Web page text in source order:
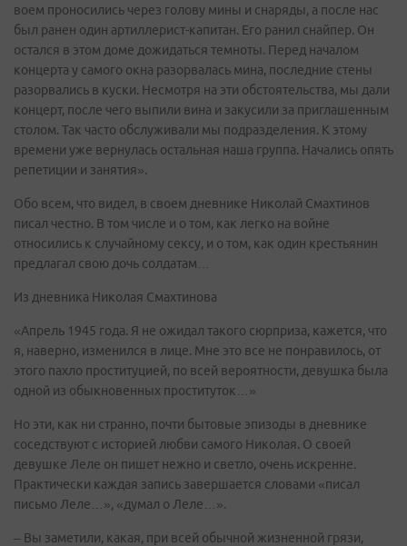
воем проносились через голову мины и снаряды, а после нас
был ранен один артиллерист-капитан. Его ранил снайпер. Он
остался в этом доме дожидаться темноты. Перед началом
концерта у самого окна разорвалась мина, последние стены
разорвались в куски. Несмотря на эти обстоятельства, мы дали
концерт, после чего выпили вина и закусили за приглашенным
столом. Так часто обслуживали мы подразделения. К этому
времени уже вернулась остальная наша группа. Начались опять
репетиции и занятия».
Обо всем, что видел, в своем дневнике Николай Смахтинов
писал честно. В том числе и о том, как легко на войне
относились к случайному сексу, и о том, как один крестьянин
предлагал свою дочь солдатам…
Из дневника Николая Смахтинова
«Апрель 1945 года. Я не ожидал такого сюрприза, кажется, что
я, наверно, изменился в лице. Мне это все не понравилось, от
этого пахло проституцией, по всей вероятности, девушка была
одной из обыкновенных проституток…»
Но эти, как ни странно, почти бытовые эпизоды в дневнике
соседствуют с историей любви самого Николая. О своей
девушке Леле он пишет нежно и светло, очень искренне.
Практически каждая запись завершается словами «писал
письмо Леле…», «думал о Леле…».
– Вы заметили, какая, при всей обычной жизненной грязи,